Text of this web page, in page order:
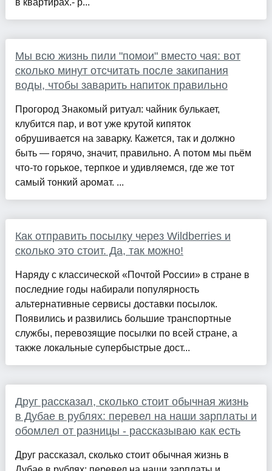
в квартирах.- р...
Мы всю жизнь пили "помои" вместо чая: вот
сколько минут отсчитать после закипания
воды, чтобы заварить напиток правильно
Прогород Знакомый ритуал: чайник булькает,
клубится пар, и вот уже крутой кипяток
обрушивается на заварку. Кажется, так и должно
быть — горячо, значит, правильно. А потом мы пьём
что-то горькое, терпкое и удивляемся, где же тот
самый тонкий аромат. ...
Как отправить посылку через Wildberries и
сколько это стоит. Да, так можно!
Наряду с классической «Почтой России» в стране в
последние годы набирали популярность
альтернативные сервисы доставки посылок.
Появились и развились большие транспортные
службы, перевозящие посылки по всей стране, а
также локальные супербыстрые дост...
Друг рассказал, сколько стоит обычная жизнь
в Дубае в рублях: перевел на наши зарплаты и
обомлел от разницы - рассказываю как есть
Друг рассказал, сколько стоит обычная жизнь в